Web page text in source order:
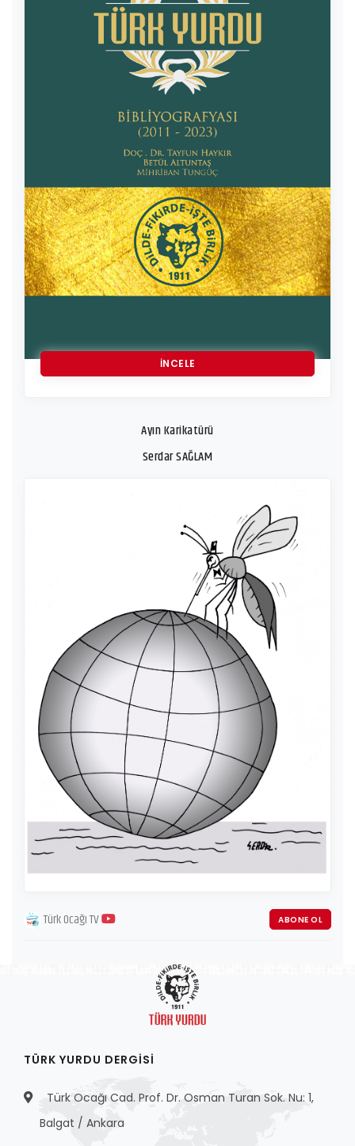
İNCELE
Ayın Karikatürü
Serdar SAĞLAM
Türk Ocağı TV ABONE OL
TÜRK YURDU DERGISI
Türk Ocağı Cad. Prof. Dr. Osman Turan Sok. Nu: 1,
Balgat / Ankara